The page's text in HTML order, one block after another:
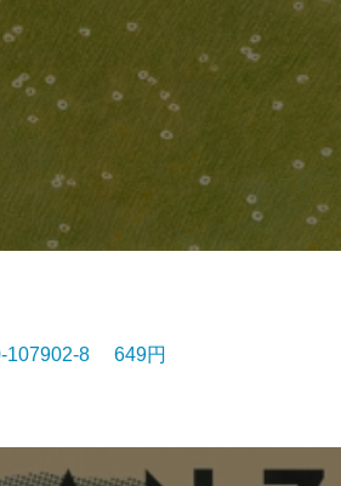
107902-8 649円